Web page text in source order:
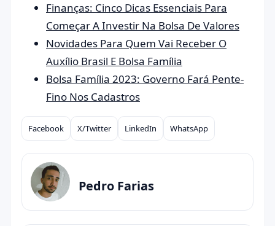
Finanças: Cinco Dicas Essenciais Para
Começar A Investir Na Bolsa De Valores
Novidades Para Quem Vai Receber O
Auxílio Brasil E Bolsa Família
Bolsa Família 2023: Governo Fará Pente-
Fino Nos Cadastros
Compartilhar
Facebook X/Twitter LinkedIn WhatsApp
Pedro Farias